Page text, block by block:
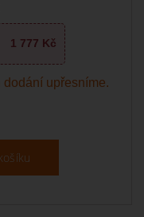
1 777 Kč
dodání upřesníme.